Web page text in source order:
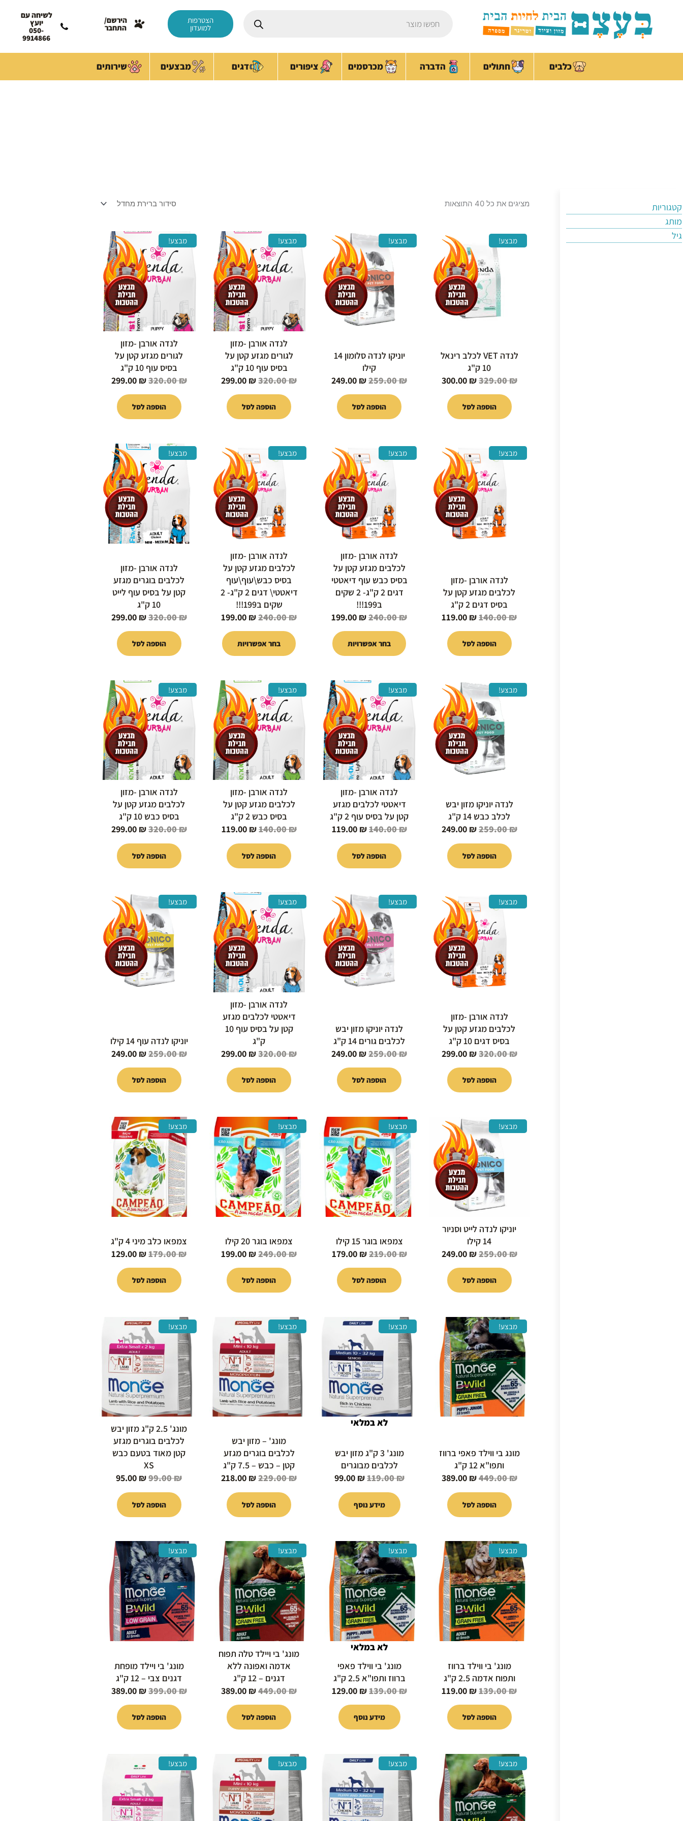
הצטרפות
למועדון
הירשם/
התחבר
לשיחה עם
יועץ
050-
9914866
כלבים חתולים הדברה מכרסמים ציפורים דגים מבצעים שירותים
קטגוריות
מותג
גיל
מציגים את כל ⁦40⁩ התוצאות
מבצע!
לנדה VET לכלב רינאל
10 ק"ג
329.00₪
המחיר
המקורי
היה:
329.00 ₪.
300.00 ₪
המחיר
הוא:
300.00 ₪.
הוספה לסל
מבצע!
יוניקו לנדה סלומון 14
קילו
259.00₪
המחיר
המקורי
היה:
259.00 ₪.
249.00 ₪
המחיר
הוא:
249.00 ₪.
הוספה לסל
מבצע!
לנדה אורבן -מזון
לגורים מגזע קטן על
בסיס עוף 10 ק"ג
320.00₪
המחיר
המקורי
היה:
320.00 ₪.
299.00 ₪
המחיר
הנוכחי
הוא:
299.00 ₪.
הוספה לסל
מבצע!
לנדה אורבן -מזון
לגורים מגזע קטן על
בסיס עוף 10 ק"ג
320.00₪
המחיר
המקורי
היה:
320.00 ₪.
299.00 ₪
המחיר
הנוכחי
הוא:
299.00 ₪.
הוספה לסל
מבצע!
לנדה אורבן -מזון
לכלבים מגזע קטן על
בסיס דגים 2 ק"ג
140.00₪
המחיר
המקורי
היה:
140.00 ₪.
119.00 ₪
המחיר
הוא:
119.00 ₪.
הוספה לסל
מבצע!
לנדה אורבן -מזון
לכלבים מגזע קטן על
בסיס כבש עוף דיאטטי
דגים 2 ק"ג- 2 שקים
ב199!!!
240.00₪
המחיר
המקורי
היה:
240.00 ₪.
199.00 ₪
המחיר
הוא:
199.00 ₪.
בחר אפשרויות
זה
יש
מספר
סוגים.
ניתן
לבחור
את
בעמוד
המוצר
מבצע!
לנדה אורבן -מזון
לכלבים מגזע קטן על
בסיס כבש\עוף\עוף
דיאטטי\ דגים 2 ק"ג- 2
שקים ב199!!!
240.00₪
המחיר
המקורי
היה:
240.00 ₪.
199.00 ₪
המחיר
הוא:
199.00 ₪.
בחר אפשרויות
זה
יש
מספר
סוגים.
ניתן
לבחור
את
בעמוד
המוצר
מבצע!
לנדה אורבן -מזון
לכלבים בוגרים מגזע
קטן על בסיס עוף לייט
10 ק"ג
320.00₪
המחיר
המקורי
היה:
320.00 ₪.
299.00 ₪
המחיר
הוא:
299.00 ₪.
הוספה לסל
מבצע!
לנדה יוניקו מזון יבש
לכלב כבש 14 ק"ג
259.00₪
המחיר
המקורי
היה:
259.00 ₪.
249.00 ₪
המחיר
הוא:
249.00 ₪.
הוספה לסל
מבצע!
לנדה אורבן -מזון
דיאטטי לכלבים מגזע
קטן על בסיס עוף 2 ק"ג
140.00₪
המחיר
המקורי
היה:
140.00 ₪.
119.00 ₪
המחיר
הנוכחי
הוא:
119.00 ₪.
הוספה לסל
מבצע!
לנדה אורבן -מזון
לכלבים מגזע קטן על
בסיס כבש 2 ק"ג
140.00₪
המחיר
המקורי
היה:
140.00 ₪.
119.00 ₪
המחיר
הנוכחי
הוא:
119.00 ₪.
הוספה לסל
מבצע!
לנדה אורבן -מזון
לכלבים מגזע קטן על
בסיס כבש 10 ק"ג
320.00₪
המחיר
המקורי
היה:
320.00 ₪.
299.00 ₪
המחיר
הנוכחי
הוא:
299.00 ₪.
הוספה לסל
מבצע!
לנדה אורבן -מזון
לכלבים מגזע קטן על
בסיס דגים 10 ק"ג
320.00₪
המחיר
המקורי
היה:
320.00 ₪.
299.00 ₪
המחיר
הוא:
299.00 ₪.
הוספה לסל
מבצע!
לנדה יוניקו מזון יבש
לכלבים גורים 14 ק"ג
259.00₪
המחיר
המקורי
היה:
259.00 ₪.
249.00 ₪
המחיר
הוא:
249.00 ₪.
הוספה לסל
מבצע!
לנדה אורבן -מזון
דיאטטי לכלבים מגזע
קטן על בסיס עוף 10
ק"ג
320.00₪
המחיר
המקורי
היה:
320.00 ₪.
299.00 ₪
המחיר
הנוכחי
הוא:
299.00 ₪.
הוספה לסל
מבצע!
יוניקו לנדה עוף 14 קילו
259.00₪
המחיר
המקורי
היה:
259.00 ₪.
249.00 ₪
המחיר
הוא:
249.00 ₪.
הוספה לסל
מבצע!
יוניקו לנדה לייט וסניור
14 קילו
259.00₪
המחיר
המקורי
היה:
259.00 ₪.
249.00 ₪
המחיר
הוא:
249.00 ₪.
הוספה לסל
מבצע!
צמפאו בוגר 15 קילו
219.00₪
המקורי
היה:
219.00 ₪.
179.00 ₪
המחיר
הנוכחי
הוא:
179.00 ₪.
הוספה לסל
מבצע!
צמפאו בוגר 20 קילו
249.00₪
המקורי
היה:
249.00 ₪.
199.00 ₪
המחיר
הנוכחי
הוא:
199.00 ₪.
הוספה לסל
מבצע!
צמפאו כלב מיני 4 ק"ג
179.00₪
המחיר
המקורי
היה:
179.00 ₪.
129.00 ₪
המחיר
הנוכחי
הוספה לסל
מבצע!
מונג בי ווילד פאפי ברווז
ותפו"א 12 ק"ג
449.00₪
המחיר
המקורי
היה:
449.00 ₪.
389.00 ₪
הוא:
389.00 ₪.
הוספה לסל
מבצע!
לא במלאי
מונג' 3 ק"ג מזון יבש
לכלבים מבוגרים
119.00₪
המחיר
המקורי
היה:
119.00 ₪.
99.00 ₪
99.00 ₪.
מידע נוסף
מבצע!
מונג' – מזון יבש
לכלבים בוגרים מגזע
קטן – כבש – 7.5 ק"ג
229.00₪
המחיר
המקורי
היה:
229.00 ₪.
218.00 ₪
הוא:
218.00 ₪.
הוספה לסל
מבצע!
מונג' 2.5 ק"ג מזון יבש
לכלבים בוגרים מגזע
קטן מאוד בטעם כבש
XS
99.00₪
המחיר
המקורי
היה:
99.00 ₪.
95.00 ₪
הוא:
95.00 ₪.
הוספה לסל
מבצע!
מונג' בי ווילד ברווז
ותפוח אדמה 2.5 ק"ג
139.00₪
המחיר
המקורי
היה:
139.00 ₪.
119.00 ₪
הוא:
119.00 ₪.
הוספה לסל
מבצע!
לא במלאי
מונג' בי ווילד פאפי
ברווז ותפו"א 2.5 ק"ג
139.00₪
המחיר
המקורי
היה:
139.00 ₪.
129.00 ₪
הוא:
129.00 ₪.
מידע נוסף
מבצע!
מונג' בי ויילד טלה תפוח
אדמה ואפונה ללא
דגנים – 12 ק"ג
449.00₪
המחיר
המקורי
היה:
449.00 ₪.
389.00 ₪
הוא:
389.00 ₪.
הוספה לסל
מבצע!
מונג' בי ויילד מופחת
דגנים צבי – 12 ק"ג
399.00₪
המחיר
המקורי
היה:
399.00 ₪.
389.00 ₪
הוא:
389.00 ₪.
הוספה לסל
מבצע!
המחיר
המקורי
היה:
139.00 ₪.
הוא:
129.00 ₪.
מבצע!
המחיר
המקורי
היה:
299.00 ₪.
277.00 ₪.
מבצע!
המחיר
המקורי
היה:
119.00 ₪.
הוא:
109.00 ₪.
מבצע!
המקורי
היה:
119.00 ₪.